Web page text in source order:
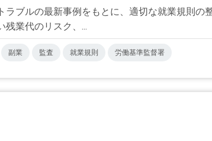
ブルの最新事例をもとに、適切な就業規則
残業代のリスク、...
副業 監査 就業規則 労働基準監督署